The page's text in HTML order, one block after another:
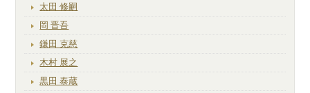
太田 修嗣
岡 晋吾
鎌田 克慈
木村 展之
黒田 泰蔵